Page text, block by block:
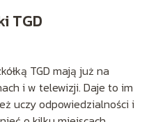
TGD
TGD mają już na
i w telewizji. Daje to im
uczy odpowiedzialności i